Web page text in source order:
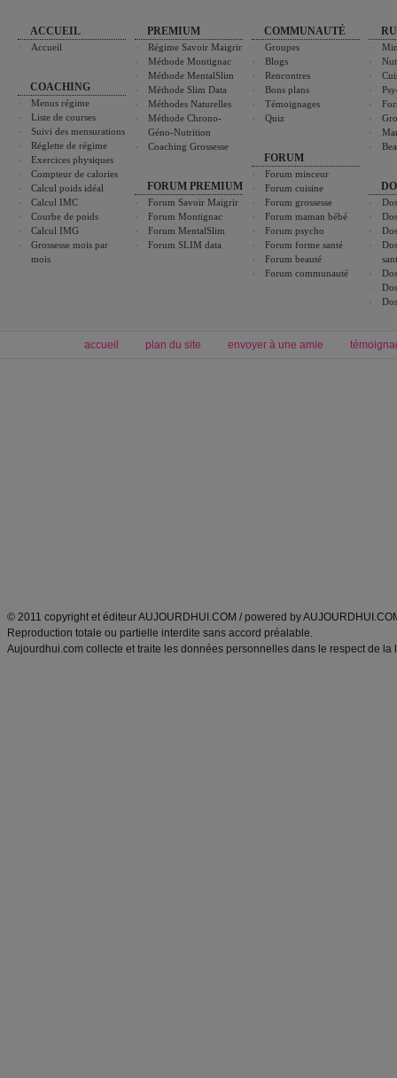
ACCUEIL
Accueil
COACHING
Menus régime
Liste de courses
Suivi des mensurations
Réglette de régime
Exercices physiques
Compteur de calories
Calcul poids idéal
Calcul IMC
Courbe de poids
Calcul IMG
Grossesse mois par
mois
PREMIUM
Régime Savoir Maigrir
Méthode Montignac
Méthode MentalSlim
Méthode Slim Data
Méthodes Naturelles
Méthode Chrono-
Géno-Nutrition
Coaching Grossesse
FORUM PREMIUM
Forum Savoir Maigrir
Forum Montignac
Forum MentalSlim
Forum SLIM data
COMMUNAUTÉ
Groupes
Blogs
Rencontres
Bons plans
Témoignages
Quiz
FORUM
Forum minceur
Forum cuisine
Forum grossesse
Forum maman bébé
Forum psycho
Forum forme santé
Forum beauté
Forum communauté
accueil plan du site envoyer à une amie
© 2011 copyright et éditeur AUJOURDHUI.COM / powered by
Reproduction totale ou partielle interdite sans accord préalable.
Aujourdhui.com collecte et traite les données personnelles dans le respect de